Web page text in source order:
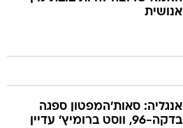
אנושית
אנגליה: סאות'המפטון ספגה
בדקה-96, ווסט ברומיץ' עדיין